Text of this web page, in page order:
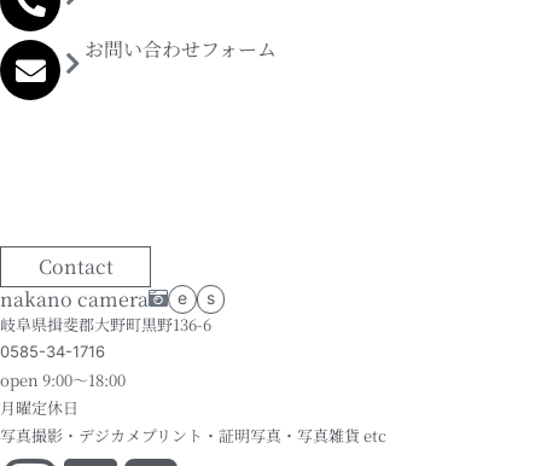
お問い合わせフォーム
Contact
nakano camera
e s
岐阜県揖斐郡大野町黒野136-6
0585-34-1716
open 9:00～18:00
月曜定休日
写真撮影・デジカメプリント・証明写真・写真雑貨 etc